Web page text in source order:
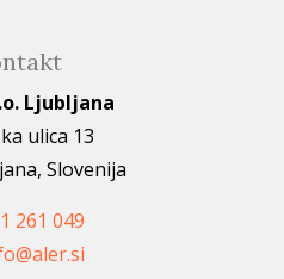
Ljubljana
ulica 13
Slovenija
261 049